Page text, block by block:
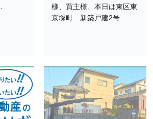
様、買主様、本日は東区東
京塚町 新築戸建2号…